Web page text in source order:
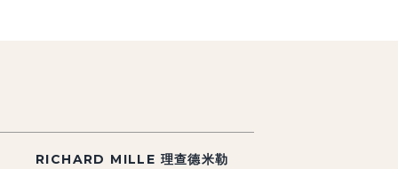
RICHARD MILLE 理查德米勒